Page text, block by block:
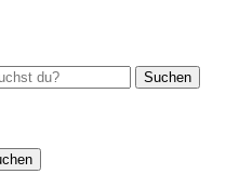
Suchen